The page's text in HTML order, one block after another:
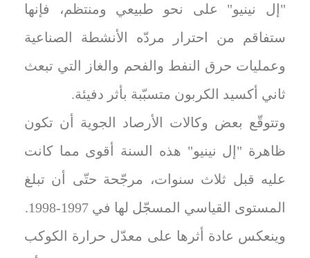
"إل نينيو" على نحو طبيعي ومنتظم، فإنها
ستفاقم من احترار مردّه الأنشطة الصناعية
وعمليات حرق النفط والفحم والغاز التي تبعث
ثاني أكسيد الكربون متسبّبة بأثر دفيئة.
وتتوقّع بعض وكالات الأرصاد الجوية أن تكون
ظاهرة "إل نينيو" هذه السنة أقوى مما كانت
عليه قبل ثلاث سنوات، مرجّحة حتّى أن تبلغ
المستوى القياسي المسجّل لها في 1997-1998.
وينعكس عادة أثرها على معدّل حرارة الكوكب